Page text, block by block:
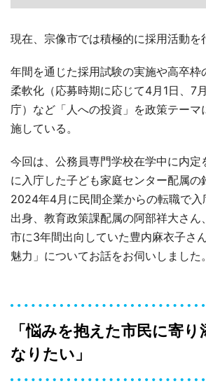
現在、宗像市では積極的に採用活動を
年間を通じた採用試験の実施や高卒枠
柔軟化（応募時期に応じて4月1日、7
庁）など「人への投資」を政策テーマ
施している。
今回は、公務員専門学校在学中に内
に入庁した子ども家庭センター配属の
2024年4月に民間企業からの転職で入
出身、教育政策課配属の阿部祥大さん
市に3年間出向していた豊内麻衣子さ
魅力」についてお話をお伺いしました。
「悩みを抱えた市民に寄
なりたい」